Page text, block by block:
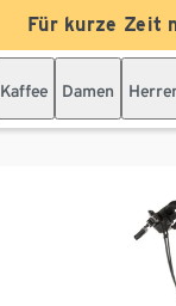
Für kurze Zeit
Kaffee Damen